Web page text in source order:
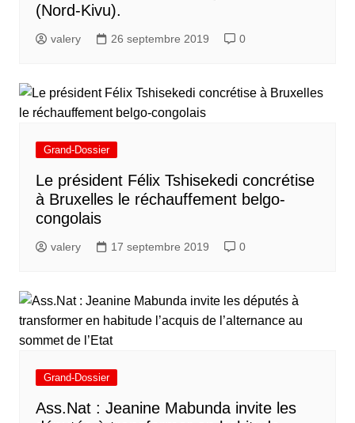
(Nord-Kivu).
valery 26 septembre 2019 0
Grand-Dossier
Le président Félix Tshisekedi concrétise
à Bruxelles le réchauffement belgo-
congolais
valery 17 septembre 2019 0
Grand-Dossier
Ass.Nat : Jeanine Mabunda invite les